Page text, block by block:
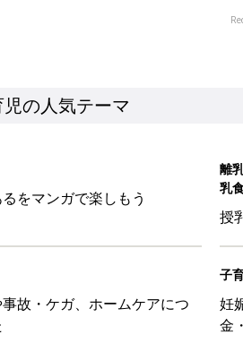
の人気テーマ
をマンガで楽しもう
離
乳
授
故・ケガ、ホームケアにつ
子
妊
金